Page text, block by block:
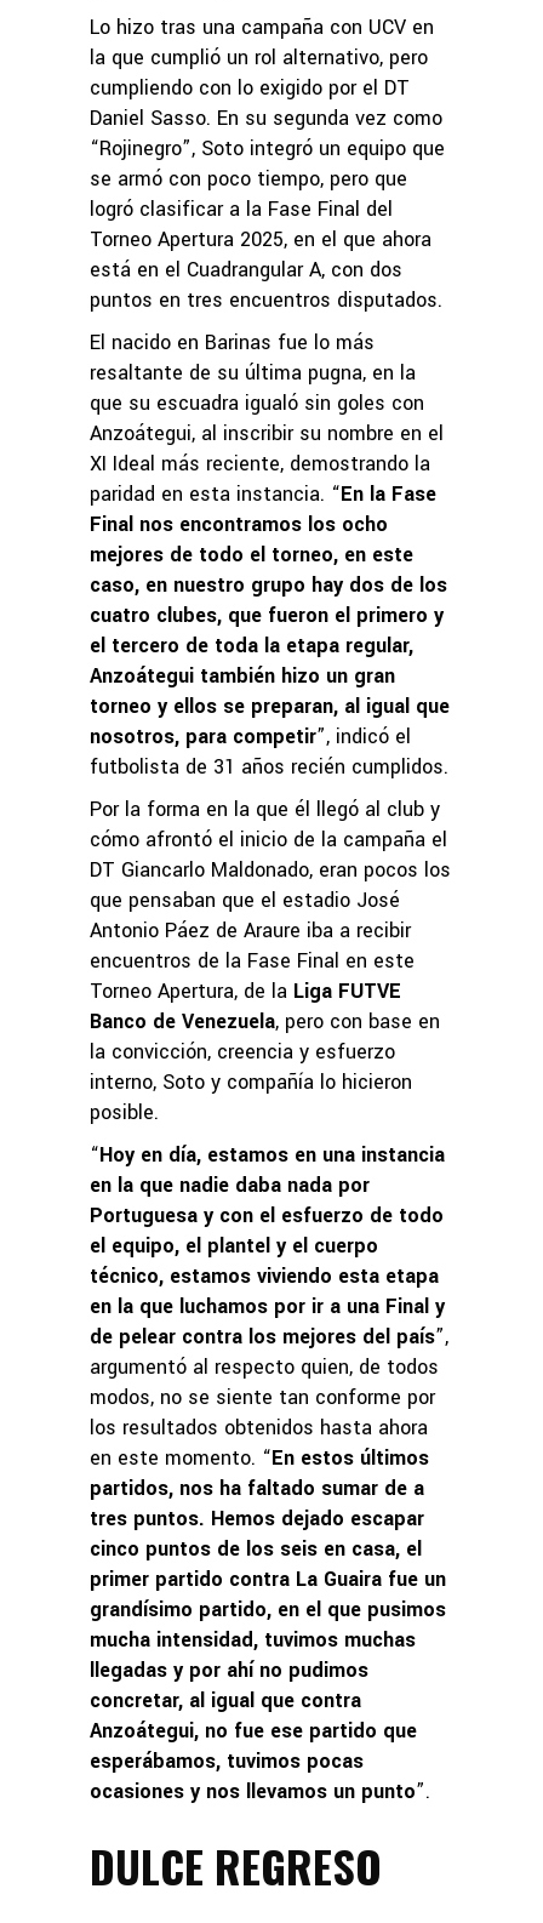
Lo hizo tras una campaña con UCV en
la que cumplió un rol alternativo, pero
cumpliendo con lo exigido por el DT
Daniel Sasso. En su segunda vez como
“Rojinegro”, Soto integró un equipo que
se armó con poco tiempo, pero que
logró clasificar a la Fase Final del
Torneo Apertura 2025, en el que ahora
está en el Cuadrangular A, con dos
puntos en tres encuentros disputados.
El nacido en Barinas fue lo más
resaltante de su última pugna, en la
que su escuadra igualó sin goles con
Anzoátegui, al inscribir su nombre en el
XI Ideal más reciente, demostrando la
paridad en esta instancia. “En la Fase
Final nos encontramos los ocho
mejores de todo el torneo, en este
caso, en nuestro grupo hay dos de los
cuatro clubes, que fueron el primero y
el tercero de toda la etapa regular,
Anzoátegui también hizo un gran
torneo y ellos se preparan, al igual que
nosotros, para competir”, indicó el
futbolista de 31 años recién cumplidos.
Por la forma en la que él llegó al club y
cómo afrontó el inicio de la campaña el
DT Giancarlo Maldonado, eran pocos los
que pensaban que el estadio José
Antonio Páez de Araure iba a recibir
encuentros de la Fase Final en este
Torneo Apertura, de la Liga FUTVE
Banco de Venezuela, pero con base en
la convicción, creencia y esfuerzo
interno, Soto y compañía lo hicieron
posible.
“Hoy en día, estamos en una instancia
en la que nadie daba nada por
Portuguesa y con el esfuerzo de todo
el equipo, el plantel y el cuerpo
técnico, estamos viviendo esta etapa
en la que luchamos por ir a una Final y
de pelear contra los mejores del país”,
argumentó al respecto quien, de todos
modos, no se siente tan conforme por
los resultados obtenidos hasta ahora
en este momento. “En estos últimos
partidos, nos ha faltado sumar de a
tres puntos. Hemos dejado escapar
cinco puntos de los seis en casa, el
primer partido contra La Guaira fue un
grandísimo partido, en el que pusimos
mucha intensidad, tuvimos muchas
llegadas y por ahí no pudimos
concretar, al igual que contra
Anzoátegui, no fue ese partido que
esperábamos, tuvimos pocas
ocasiones y nos llevamos un punto”.
DULCE REGRESO